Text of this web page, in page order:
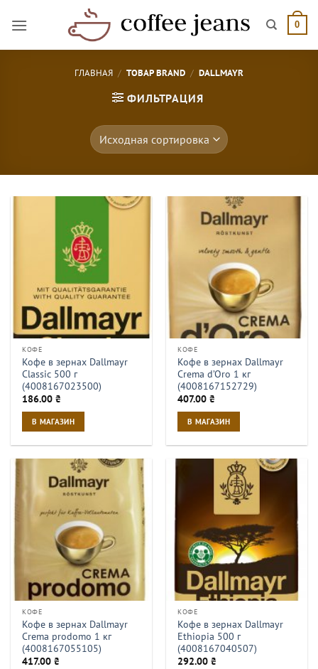
0
ГЛАВНАЯ / ТОВАР BRAND / DALLMAYR
ФИЛЬТРАЦИЯ
КОФЕ
Кофе в зернах Dallmayr
Classic 500 г
(4008167023500)
186.00₴
В МАГАЗИН
КОФЕ
Кофе в зернах Dallmayr
Crema d’Oro 1 кг
(4008167152729)
407.00₴
В МАГАЗИН
КОФЕ
Кофе в зернах Dallmayr
Crema prodomo 1 кг
(4008167055105)
417.00₴
КОФЕ
Кофе в зернах Dallmayr
Ethiopia 500 г
(4008167040507)
292.00₴